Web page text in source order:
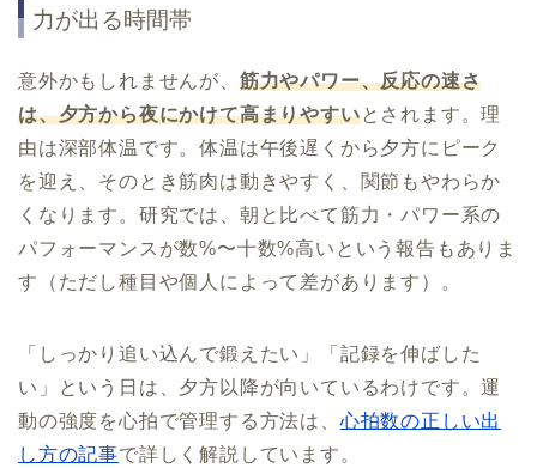
力が出る時間帯
意外かもしれませんが、 筋力やパワー、反応の速さ
は、夕方から夜にかけて高まりやすいとされます。理
由は深部体温です。体温は午後遅くから夕方にピーク
を迎え、そのとき筋肉は動きやすく、関節もやわらか
くなります。研究では、朝と比べて筋力・パワー系の
パフォーマンスが数%〜十数%高いという報告もありま
す（ただし種目や個人によって差があります）。
「しっかり追い込んで鍛えたい」「記録を伸ばした
い」という日は、夕方以降が向いているわけです。運
動の強度を心拍で管理する方法は、 心拍数の正しい出
し方の記事で詳しく解説しています。